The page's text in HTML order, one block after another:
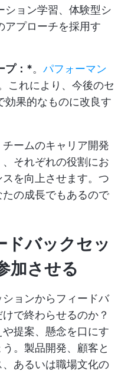
ション学習、体験型シ
アプローチを採用す
プ：*。 パフォーマン
これにより、今後のセ
効果的なものに改良す
ームのキャリア開発
それぞれの役割にお
を向上させます。つ
の成長でもあるので
ドバックセッ
加させる
ョンからフィードバ
で終わらせるのか？
提案、懸念を口にす
。製品開発、顧客と
あるいは職場文化の